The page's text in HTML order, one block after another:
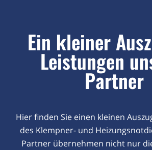
Ein kleiner
Leistungen
Partner
Hier finden Sie einen kleinen
des Klempner- und
Partner übernehmen nicht nur